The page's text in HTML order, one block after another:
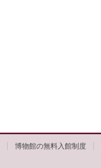
博物館の無料入館制度